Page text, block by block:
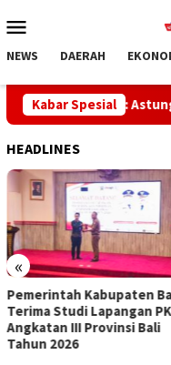
ke
Mobile
NEWS DAERAH
Kabar Spesial
Astungkara Bawa Trofi
HEADLINES
«
Made Supartha Dukung
Perjuangan Banteng Bali
Soekarno Cup 2026:
Astungkara Bawa Trofi